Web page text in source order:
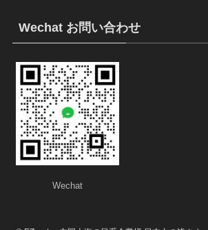
Wechat お問い合わせ
Wechat